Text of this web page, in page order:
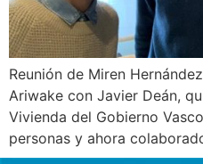
Reunión de Miren
Ariwake con Javier Deán,
Vivienda del Gobierno
personas y ahora